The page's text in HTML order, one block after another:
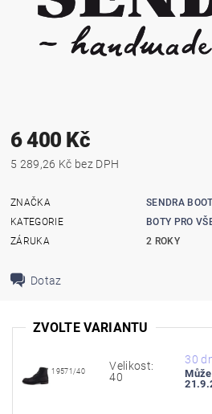
6 400 Kč
5 289,26 Kč bez DPH
ZNAČKA
SENDRA
KATEGORIE
BOTY PRO
ZÁRUKA
2 ROKY
Dotaz
ZVOLTE VARIANTU
19571/40
Velikost:
40
30